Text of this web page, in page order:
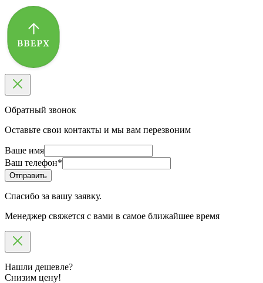
Обратный звонок
Оставьте свои контакты и мы вам перезвоним
Ваше имя
Ваш телефон*
Спасибо за вашу заявку.
Менеджер свяжется с вами в самое ближайшее время
Нашли дешевле?
Снизим цену!